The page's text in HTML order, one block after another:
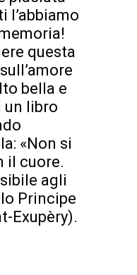
l’abbiamo
questa
bella e
un libro
«Non si
il cuore.
agli
Principe
Exupèry).